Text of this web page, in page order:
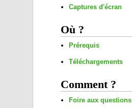
Captures d'écran
Où ?
Prérequis
Téléchargements
Comment ?
Foire aux questions